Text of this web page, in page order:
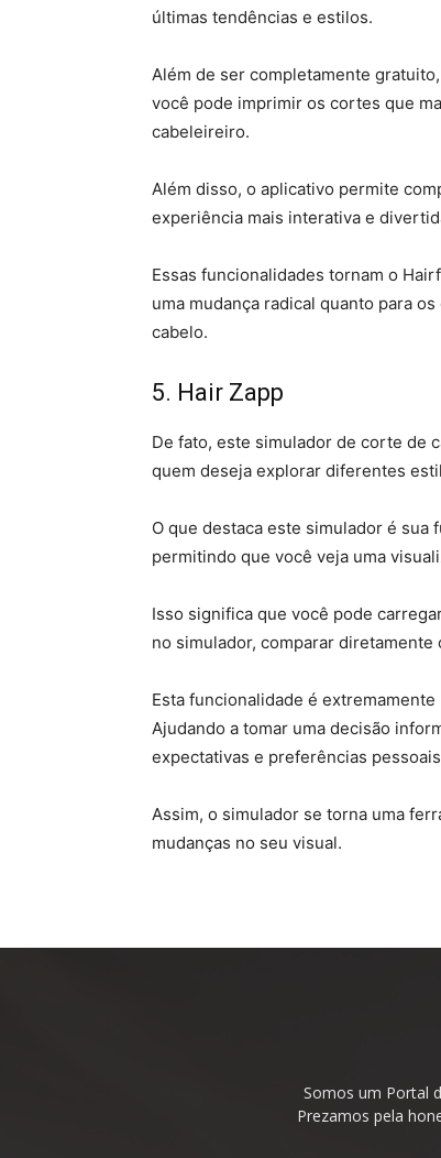
últimas tendências e estilos.
Além de ser completamente
você pode imprimir os cortes que
cabeleireiro.
Além disso, o aplicativo permite
experiência mais interativa e
Essas funcionalidades tornam o
uma mudança radical quanto para
cabelo.
5. Hair Zapp
De fato, este simulador de corte de
quem deseja explorar diferentes
O que destaca este simulador é sua
permitindo que você veja uma
Isso significa que você pode
no simulador, comparar diretamente
Esta funcionalidade é
Ajudando a tomar uma decisão
expectativas e preferências
Assim, o simulador se torna uma
mudanças no seu visual.
Somos um Portal
Prezamos pela